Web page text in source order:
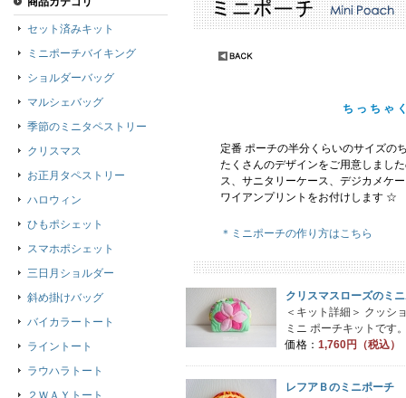
ちっちゃ
定番 ポーチの半分くらいのサイズの
たくさんのデザインをご用意しまし
ス、サニタリーケース、デジカメケ
ワイアンプリントをお付けします ☆
＊ミニポーチの作り方はこちら
クリスマスローズのミ
＜キット詳細＞ クッシ
ミニ ポーチキットです
価格： 1,760円（税込）
レフアＢのミニポーチ
セット済みキット
ミニポーチバイキング
ショルダーバッグ
マルシェバッグ
季節のミニタペストリー
クリスマス
お正月タペストリー
ハロウィン
ひもポシェット
スマホポシェット
三日月ショルダー
斜め掛けバッグ
バイカラートート
ライントート
ラウハラトート